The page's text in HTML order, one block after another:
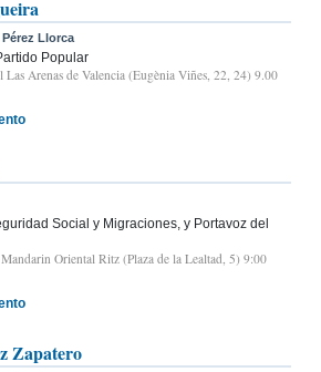
Llorca
Popular
Las Arenas de Valencia (Eugènia Viñes, 22, 24) 9.00
Social y Migraciones, y Portavoz del
Oriental Ritz (Plaza de la Lealtad, 5) 9:00
Zapatero